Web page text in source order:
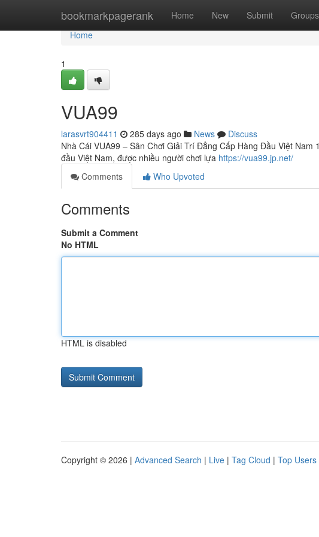
bookmarkpagerank Home New Submit Groups
Home
Home
1
VUA99
larasvrt904411 285 days ago News
Discuss
Nhà Cái VUA99 – Sân Chơi Giải Trí Đẳng Cấp Hàng Đầu Việt
đầu Việt Nam, được nhiều người chơi lựa https://vua99.jp.net/
Comments
Who Upvoted
Comments
Submit a Comment
No HTML
HTML is disabled
Copyright © 2026 | Advanced Search | Live | Tag Cloud | Top Users